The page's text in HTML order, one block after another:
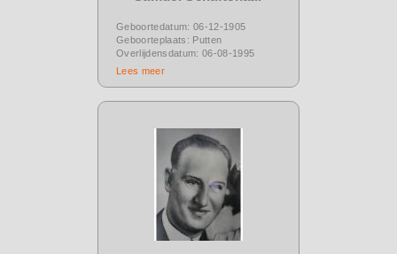
Geboortedatum: 06-12-1905
Geboorteplaats: Putten
Overlijdensdatum: 06-08-1995
Lees meer